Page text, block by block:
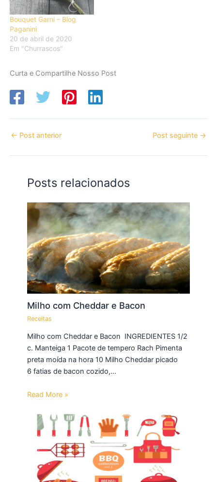
Bouquet Garni – Blog
Paganini
20 de abril de 2020
Em "Churrascos"
Curta e Compartilhe Nosso Post
← Post anterior Post seguinte →
Posts relacionados
Milho com Cheddar e Bacon
Receitas
Milho com Cheddar e Bacon INGREDIENTES 1/2
c. Manteiga 1 Pacote de tempero Rach Pimenta
preta moída na hora 10 Milho Cheddar picado
6 fatias de bacon cozido,…
Read More »